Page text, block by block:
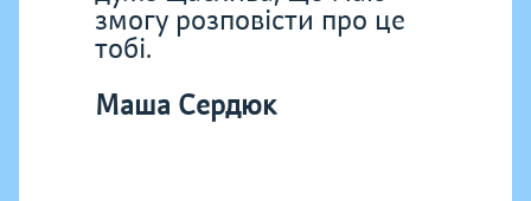
змогу розповісти про це
тобі.
Маша Сердюк